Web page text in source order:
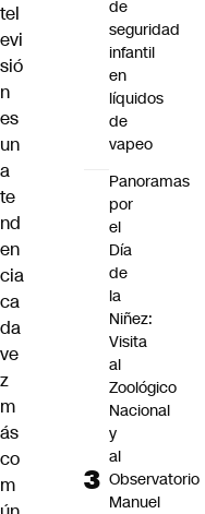
tel
evi
sió
n
es
un
a
te
nd
en
cia
ca
da
ve
z
m
ás
co
m
de
seguridad
infantil
en
líquidos
de
vapeo
Panoramas
por
el
Día
de
la
Niñez:
Visita
al
Zoológico
Nacional
y
al
Observatorio
Manuel